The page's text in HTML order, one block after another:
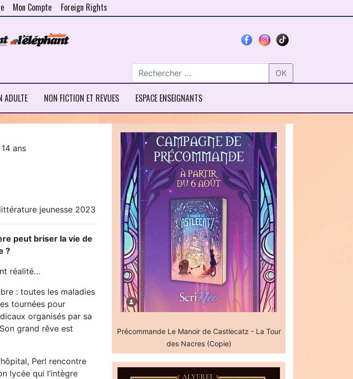
Mon Compte Foreign Rights
OK
ADULTE NON FICTION ET REVUES ESPACE ENSEIGNANTS
ans
jeunesse 2023
peut briser la vie de
?
réalité…
: toutes les maladies
tournées pour
organisés par sa
grand rêve est
Perl rencontre
lycée qui l’intègre
Précommande Le Manoir de Castlecatz - La Tour
des Nacres (Copie)